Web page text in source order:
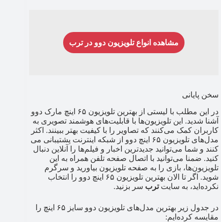
مشاهده انواع تلویزیون دوو در ترب
سخن پایانی
در این مطلب با لیستی از بهترین تلویزیون ۶۵ اینچ مارک دوو
آشنا شدید. این تلویزیون‌ها با قابلیت‌های هوشمند تصویری به
کاربران کمک می‌­کنند که تصاویر را با کیفیت بهتر ببینند. اکثر
مدل‌های تلویزیون ۶۵ اینچ دوو از شبکه اینترنت پشتیبانی می­‌
کنند و شما می‌توانید جدیدترین اخبار و فیلم‌ها را آنلاین دنبال
کنید. ضمنا می‌توانید با اتصال صفحه تلفن همراه به این
تلویزیون‌ها، بازی را به صفحه تلویزیون بیاورید و سرگرم
شوید. اگر تا الان بهترین تلویزیون ۶۵ اینچ دوو را انتخاب
نکرده‌اید، به سایتترب سر بزنید.
در جدول زیر بهترین مدل‌های تلویزیون دوو سایز ۶۵ اینچ را
مقایسه کرده‌ایم: